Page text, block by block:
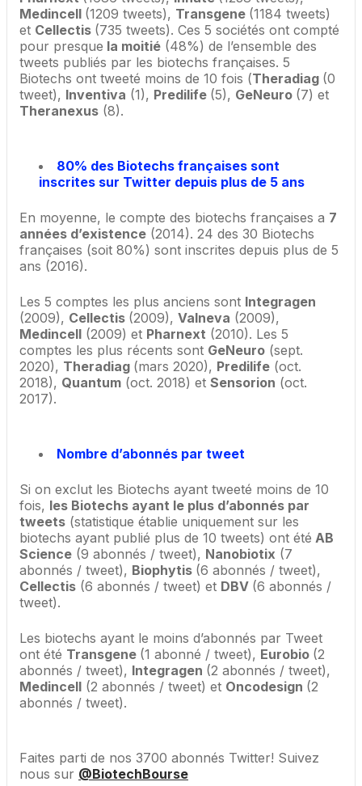
Medincell (1209 tweets), Transgene (1184 tweets)
et Cellectis (735 tweets). Ces 5 sociétés ont compté
pour presque la moitié (48%) de l’ensemble des
tweets publiés par les biotechs françaises. 5
Biotechs ont tweeté moins de 10 fois (Theradiag (0
tweet), Inventiva (1), Predilife (5), GeNeuro (7) et
Theranexus (8).
80% des Biotechs françaises sont
inscrites sur Twitter depuis plus de 5 ans
En moyenne, le compte des biotechs françaises a 7
années d’existence (2014). 24 des 30 Biotechs
françaises (soit 80%) sont inscrites depuis plus de 5
ans (2016).
Les 5 comptes les plus anciens sont Integragen
(2009), Cellectis (2009), Valneva (2009),
Medincell (2009) et Pharnext (2010). Les 5
comptes les plus récents sont GeNeuro (sept.
2020), Theradiag (mars 2020), Predilife (oct.
2018), Quantum (oct. 2018) et Sensorion (oct.
2017).
Nombre d’abonnés par tweet
Si on exclut les Biotechs ayant tweeté moins de 10
fois, les Biotechs ayant le plus d’abonnés par
tweets (statistique établie uniquement sur les
biotechs ayant publié plus de 10 tweets) ont été AB
Science (9 abonnés / tweet), Nanobiotix (7
abonnés / tweet), Biophytis (6 abonnés / tweet),
Cellectis (6 abonnés / tweet) et DBV (6 abonnés /
tweet).
Les biotechs ayant le moins d’abonnés par Tweet
ont été Transgene (1 abonné / tweet), Eurobio (2
abonnés / tweet), Integragen (2 abonnés / tweet),
Medincell (2 abonnés / tweet) et Oncodesign (2
abonnés / tweet).
Faites parti de nos 3700 abonnés Twitter! Suivez
nous sur @BiotechBourse